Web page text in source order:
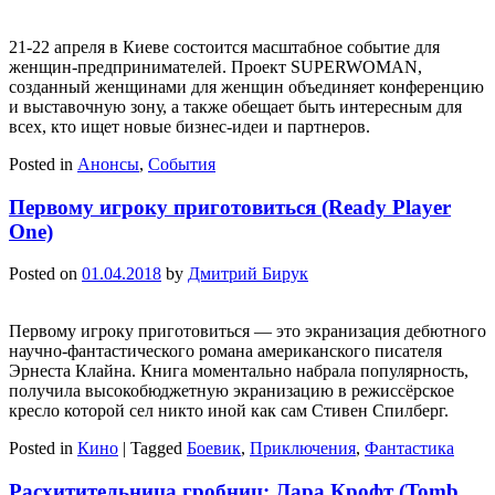
21-22 апреля в Киеве состоится масштабное событие для
женщин-предпринимателей. Проект SUPERWOMAN,
созданный женщинами для женщин объединяет конференцию
и выставочную зону, а также обещает быть интересным для
всех, кто ищет новые бизнес-идеи и партнеров.
Posted in Анонсы, События
Первому игроку приготовиться (Ready Player
One)
Posted on 01.04.2018 by Дмитрий Бирук
Первому игроку приготовиться — это экранизация дебютного
научно-фантастического романа американского писателя
Эрнеста Клайна. Книга моментально набрала популярность,
получила высокобюджетную экранизацию в режиссёрское
кресло которой сел никто иной как сам Стивен Спилберг.
Posted in Кино | Tagged Боевик, Приключения, Фантастика